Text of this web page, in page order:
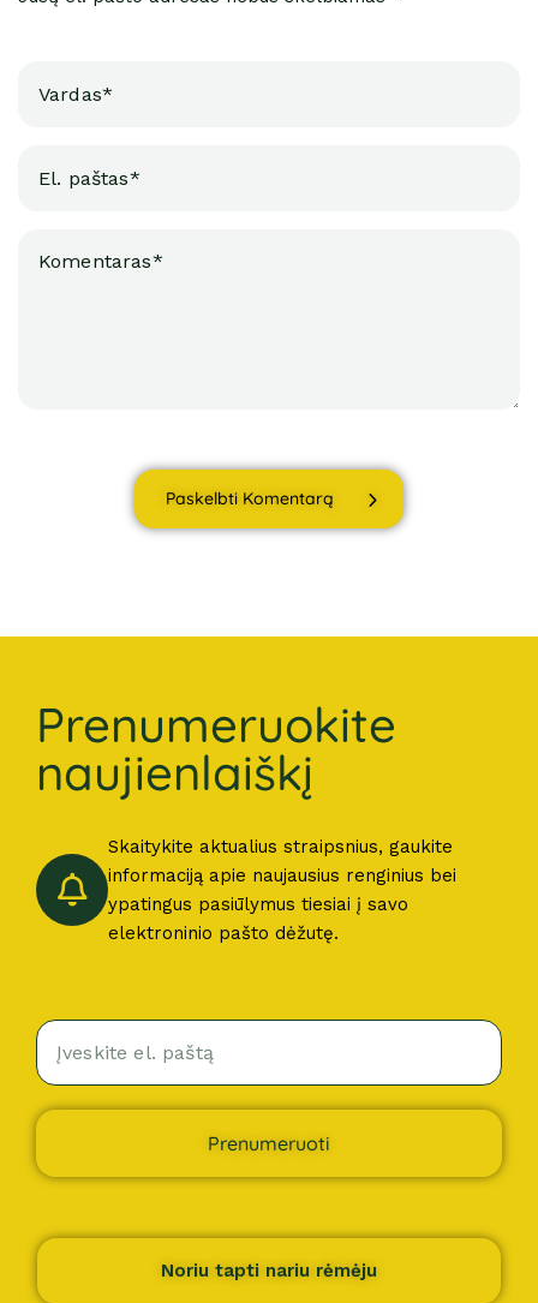
Paskelbti Komentarą
Prenumeruokite
naujienlaiškį
Skaitykite aktualius straipsnius, gaukite
informaciją apie naujausius renginius bei
ypatingus pasiūlymus tiesiai į savo
elektroninio pašto dėžutę.
Prenumeruoti
Noriu tapti nariu rėmėju